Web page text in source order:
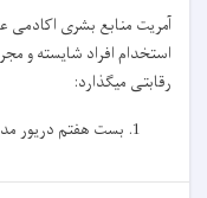
آمریت منابع بشری اکادمی
استخدام افراد شایسته و
رقابتی میگذارد:
بست هفتم دریور